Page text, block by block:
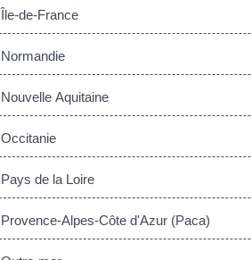
Île-de-France
Normandie
Nouvelle Aquitaine
Occitanie
Pays de la Loire
Provence-Alpes-Côte d'Azur (Paca)